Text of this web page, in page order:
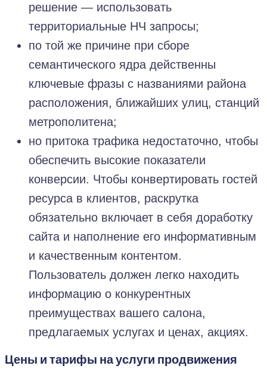
решение — использовать
территориальные НЧ запросы;
по той же причине при сборе
семантического ядра действенны
ключевые фразы с названиями района
расположения, ближайших улиц, станций
метрополитена;
но притока трафика недостаточно, чтобы
обеспечить высокие показатели
конверсии. Чтобы конвертировать гостей
ресурса в клиентов, раскрутка
обязательно включает в себя доработку
сайта и наполнение его информативным
и качественным контентом.
Пользователь должен легко находить
информацию о конкурентных
преимуществах вашего салона,
предлагаемых услугах и ценах, акциях.
Цены и тарифы на услуги продвижения